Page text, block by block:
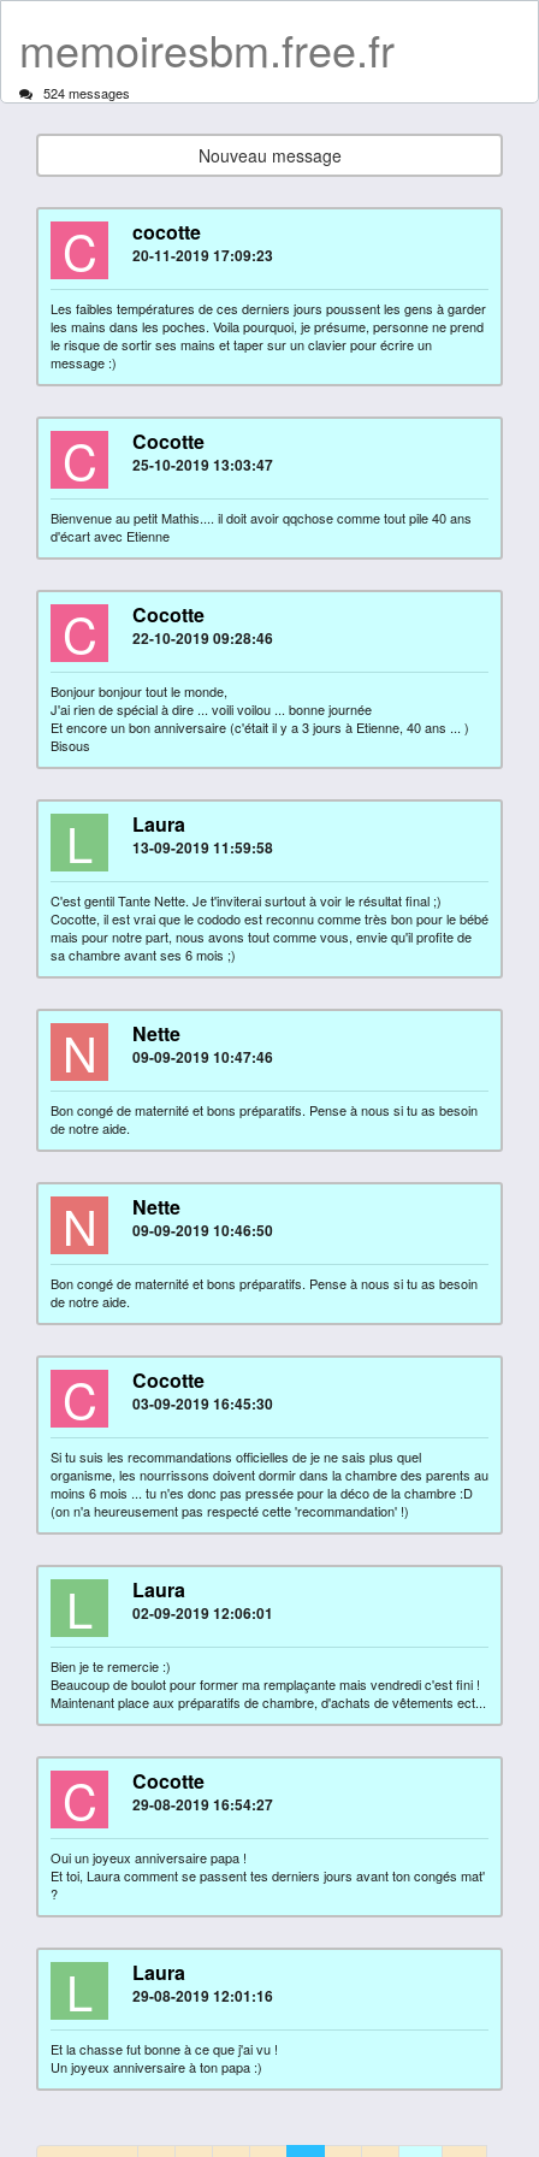
memoiresbm.free.fr
524 messages
Nouveau message
C cocotte
20-11-2019 17:09:23
Les faibles températures de ces derniers jours poussent les gens à garder
les mains dans les poches. Voila pourquoi, je présume, personne ne prend
le risque de sortir ses mains et taper sur un clavier pour écrire un
message :)
C Cocotte
25-10-2019 13:03:47
Bienvenue au petit Mathis.... il doit avoir qqchose comme tout pile 40 ans
d'écart avec Etienne
C Cocotte
22-10-2019 09:28:46
Bonjour bonjour tout le monde,
J'ai rien de spécial à dire ... voili voilou ... bonne journée
Et encore un bon anniversaire (c'était il y a 3 jours à Etienne, 40 ans ... )
Bisous
L Laura
13-09-2019 11:59:58
C'est gentil Tante Nette. Je t'inviterai surtout à voir le résultat final ;)
Cocotte, il est vrai que le cododo est reconnu comme très bon pour le bébé
mais pour notre part, nous avons tout comme vous, envie qu'il profite de
sa chambre avant ses 6 mois ;)
N Nette
09-09-2019 10:47:46
Bon congé de maternité et bons préparatifs. Pense à nous si tu as besoin
de notre aide.
N Nette
09-09-2019 10:46:50
Bon congé de maternité et bons préparatifs. Pense à nous si tu as besoin
de notre aide.
C Cocotte
03-09-2019 16:45:30
Si tu suis les recommandations officielles de je ne sais plus quel
organisme, les nourrissons doivent dormir dans la chambre des parents au
moins 6 mois ... tu n'es donc pas pressée pour la déco de la chambre :D
(on n'a heureusement pas respecté cette 'recommandation' !)
L Laura
02-09-2019 12:06:01
Bien je te remercie :)
Beaucoup de boulot pour former ma remplaçante mais vendredi c'est fini !
Maintenant place aux préparatifs de chambre, d'achats de vêtements ect...
C Cocotte
29-08-2019 16:54:27
Oui un joyeux anniversaire papa !
Et toi, Laura comment se passent tes derniers jours avant ton congés mat'
?
L Laura
29-08-2019 12:01:16
Et la chasse fut bonne à ce que j'ai vu !
Un joyeux anniversaire à ton papa :)